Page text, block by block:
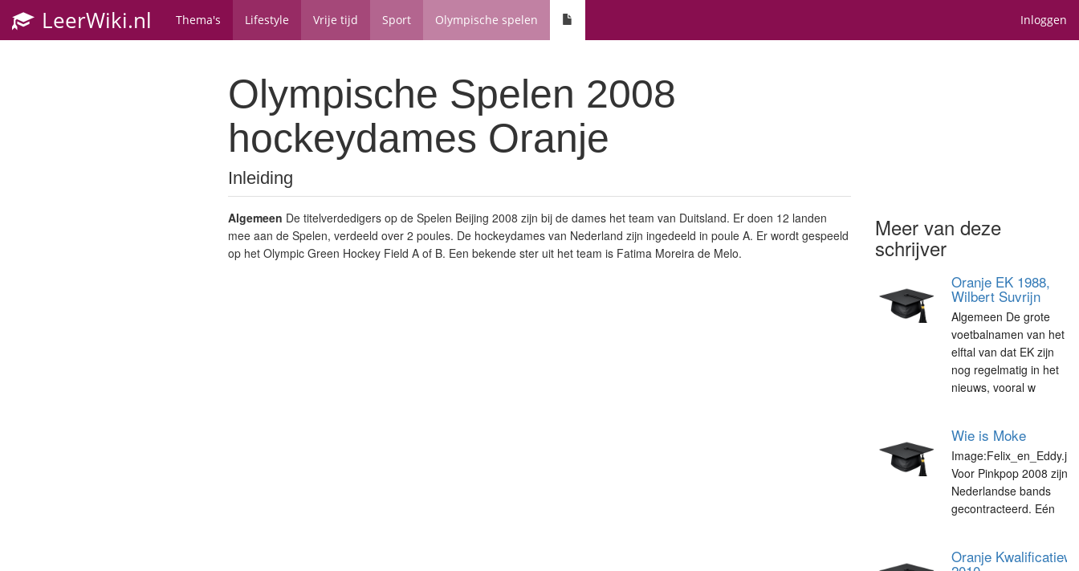
LeerWiki.nl Thema's Lifestyle Vrije tijd Sport Olympische spelen Inloggen
Olympische Spelen 2008
hockeydames Oranje
Inleiding
Algemeen De titelverdedigers op de Spelen Beijing 2008 zijn bij de dames het team van Duitsland. Er doen 12 landen
mee aan de Spelen, verdeeld over 2 poules. De hockeydames van Nederland zijn ingedeeld in poule A. Er wordt gespeeld
op het Olympic Green Hockey Field A of B. Een bekende ster uit het team is Fatima Moreira de Melo.
Meer van deze
schrijver
Oranje EK 1988,
Wilbert Suvrijn
Algemeen De grote
voetbalnamen van het
elftal van dat EK zijn
nog regelmatig in het
nieuws, vooral w
Wie is Moke
Voor Pinkpop 2008 zijn
Nederlandse bands
gecontracteerd. Eén
Oranje